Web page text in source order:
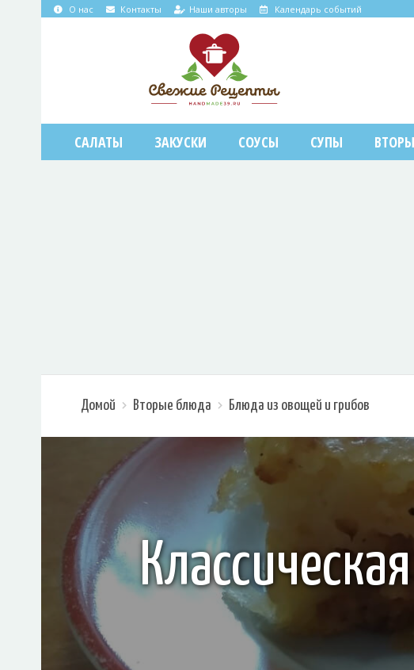
О нас Контакты Наши авторы Календарь событий
САЛАТЫ ЗАКУСКИ СОУСЫ СУПЫ
Домой Вторые блюда Блюда из овощей и грибов